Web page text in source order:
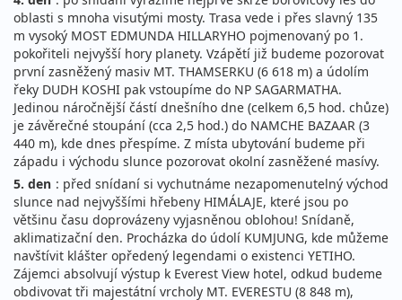
oblasti s mnoha visutými mosty. Trasa vede i přes slavný 135
m vysoký MOST EDMUNDA HILLARYHO pojmenovaný po 1.
pokořiteli nejvyšší hory planety. Vzápětí již budeme pozorovat
první zasněžený masiv MT. THAMSERKU (6 618 m) a údolím
řeky DUDH KOSHI pak vstoupíme do NP SAGARMATHA.
Jedinou náročnější částí dnešního dne (celkem 6,5 hod. chůze)
je závěrečné stoupání (cca 2,5 hod.) do NAMCHE BAZAAR (3
440 m), kde dnes přespíme. Z místa ubytování budeme při
západu i východu slunce pozorovat okolní zasněžené masívy.
5. den : před snídaní si vychutnáme nezapomenutelný východ
slunce nad nejvyššími hřebeny HIMÁLAJE, které jsou po
většinu času doprovázeny vyjasněnou oblohou! Snídaně,
aklimatizační den. Procházka do údolí KUMJUNG, kde můžeme
navštívit klášter opředený legendami o existenci YETIHO.
Zájemci absolvují výstup k Everest View hotel, odkud budeme
obdivovat tři majestátní vrcholy MT. EVERESTU (8 848 m),